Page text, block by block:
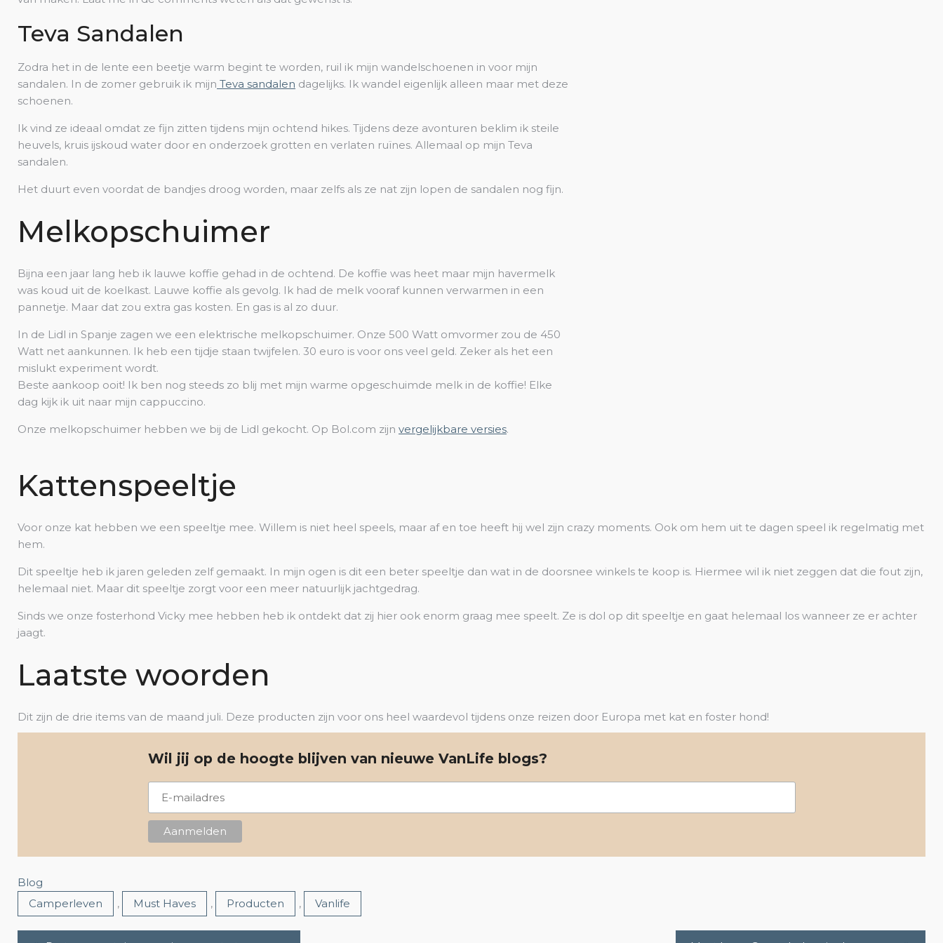
Teva Sandalen
Zodra het in de lente een beetje warm begint te worden, ruil ik mijn wandelschoenen in voor mijn
sandalen. In de zomer gebruik ik mijn Teva sandalen dagelijks. Ik wandel eigenlijk alleen maar met deze
schoenen.
Ik vind ze ideaal omdat ze fijn zitten tijdens mijn ochtend hikes. Tijdens deze avonturen beklim ik steile
heuvels, kruis ijskoud water door en onderzoek grotten en verlaten ruïnes. Allemaal op mijn Teva
sandalen.
Het duurt even voordat de bandjes droog worden, maar zelfs als ze nat zijn lopen de sandalen nog fijn.
Melkopschuimer
Bijna een jaar lang heb ik lauwe koffie gehad in de ochtend. De koffie was heet maar mijn havermelk
was koud uit de koelkast. Lauwe koffie als gevolg. Ik had de melk vooraf kunnen verwarmen in een
pannetje. Maar dat zou extra gas kosten. En gas is al zo duur.
In de Lidl in Spanje zagen we een elektrische melkopschuimer. Onze 500 Watt omvormer zou de 450
Watt net aankunnen. Ik heb een tijdje staan twijfelen. 30 euro is voor ons veel geld. Zeker als het een
mislukt experiment wordt.
Beste aankoop ooit! Ik ben nog steeds zo blij met mijn warme opgeschuimde melk in de koffie! Elke
dag kijk ik uit naar mijn cappuccino.
Onze melkopschuimer hebben we bij de Lidl gekocht. Op Bol.com zijn vergelijkbare versies.
Kattenspeeltje
Voor onze kat hebben we een speeltje mee. Willem is niet heel speels, maar af en toe heeft hij wel zijn crazy moments. Ook om hem uit te dagen speel ik regelmatig met
hem.
Dit speeltje heb ik jaren geleden zelf gemaakt. In mijn ogen is dit een beter speeltje dan wat in de doorsnee winkels te koop is. Hiermee wil ik niet zeggen dat die fout zijn,
helemaal niet. Maar dit speeltje zorgt voor een meer natuurlijk jachtgedrag.
Sinds we onze fosterhond Vicky mee hebben heb ik ontdekt dat zij hier ook enorm graag mee speelt. Ze is dol op dit speeltje en gaat helemaal los wanneer ze er achter
jaagt.
Laatste woorden
Dit zijn de drie items van de maand juli. Deze producten zijn voor ons heel waardevol tijdens onze reizen door Europa met kat en foster hond!
Wil jij op de hoogte blijven van nieuwe VanLife blogs?
Blog
Camperleven
, Must Haves , Producten , Vanlife